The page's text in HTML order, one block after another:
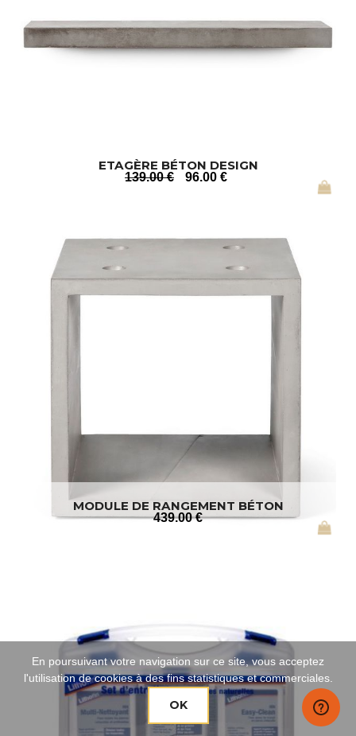
ETAGÈRE BÉTON DESIGN
139.00 € 96.00 €
MODULE DE RANGEMENT BÉTON
439.00 €
En poursuivant votre navigation sur ce site, vous acceptez
l'utilisation de cookies à des fins statistiques et commerciales.
OK